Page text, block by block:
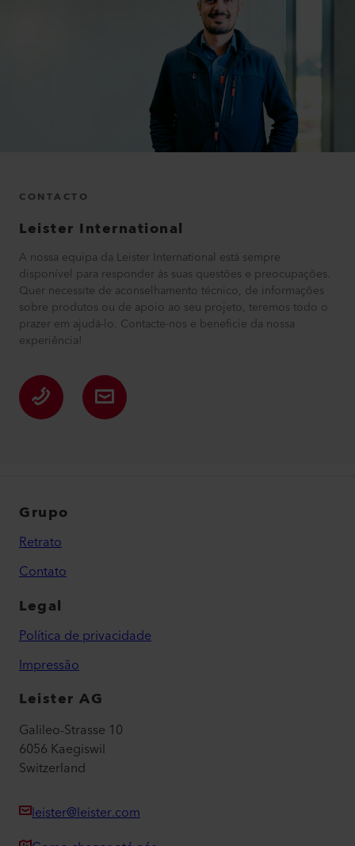
CONTACTO
Leister International
A nossa equipa da Leister International está sempre
disponível para responder às suas questões e preocupações.
Quer necessite de aconselhamento técnico, de informações
sobre produtos ou de apoio ao seu projeto, teremos todo o
prazer em ajudá-lo. Contacte-nos e beneficie da nossa
experiência!
Grupo
Retrato
Contato
Legal
Política de privacidade
Impressão
Leister AG
Galileo-Strasse 10
6056 Kaegiswil
Switzerland
leister@leister.com